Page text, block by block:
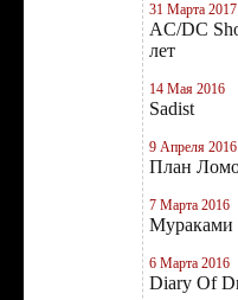
31 Марта 2017
AC/DC
лет
14 Мая 2016
Sadist
9 Апреля 2016
План
7 Марта 2016
Мураками
6 Марта 2016
Diary Of